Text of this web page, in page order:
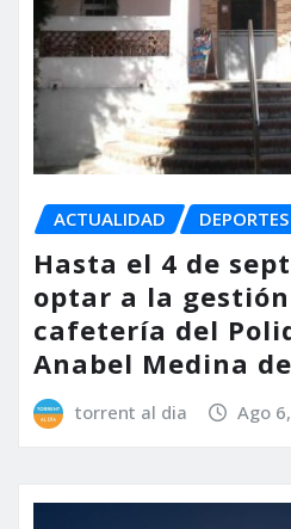
ACTUALIDAD DEPORTES
Hasta el 4 de
optar a la
cafetería del
Anabel Medina
torrent al dia Ago